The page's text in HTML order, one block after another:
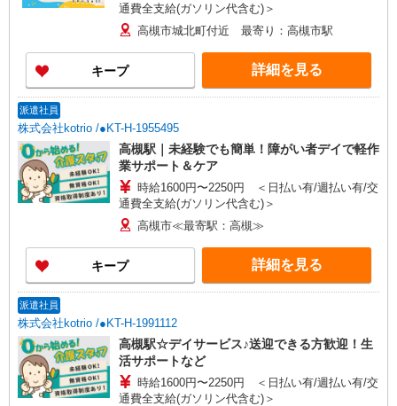
通費全支給(ガソリン代含む)＞
高槻市城北町付近 最寄り：高槻市駅
キープ 詳細を見る
派遣社員
株式会社kotrio /●KT-H-1955495
高槻駅｜未経験でも簡単！障がい者デイで軽作
業サポート＆ケア
時給1600円〜2250円 ＜日払い有/週払い有/交
通費全支給(ガソリン代含む)＞
高槻市≪最寄駅：高槻≫
キープ 詳細を見る
派遣社員
株式会社kotrio /●KT-H-1991112
高槻駅☆デイサービス♪送迎できる方歓迎！生
活サポートなど
時給1600円〜2250円 ＜日払い有/週払い有/交
通費全支給(ガソリン代含む)＞